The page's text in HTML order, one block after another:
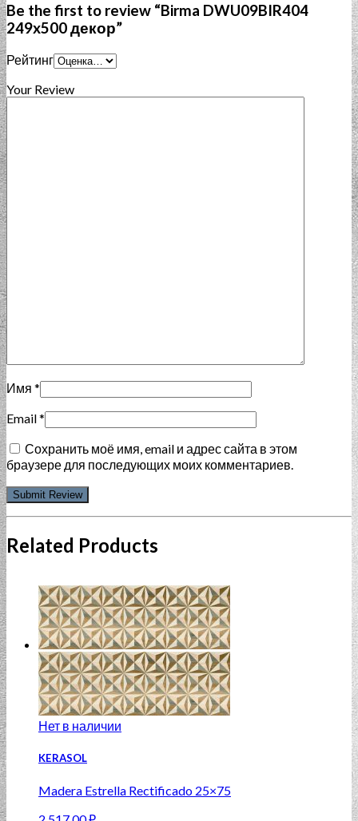
Be the first to review “Birma DWU09BIR404
249x500 декор”
Рейтинг
Your Review
Имя *
Email*
Сохранить моё имя, email и адрес сайта в этом
браузере для последующих моих комментариев.
Related Products
Нет в наличии
KERASOL
Madera Estrella Rectificado 25×75